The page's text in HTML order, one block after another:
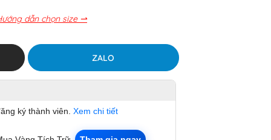
dẫn chọn size ⇀
ZALO
ký thành viên. Xem chi tiết